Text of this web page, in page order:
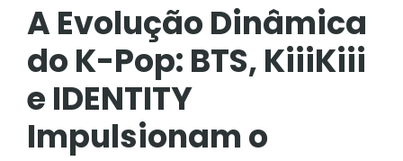
A Evolução Dinâmica
do K-Pop: BTS, KiiiKiii
e IDENTITY
Impulsionam o